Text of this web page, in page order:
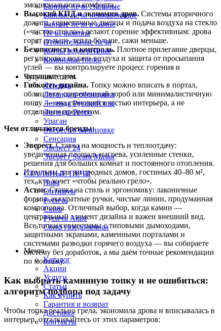
эмоциональногокомфорта.
ВысокийКПДиэкономиядров. Системы вторичного
дожига,герметичныедверцы и подача воздуха на стекло
(«чистоестекло»)делают горение эффективным: дрова
горятдольше,теплабольше, сажи меньше.
Безопасностьиконтроль. Плотное прилегание дверцы,
регулировкаподачивоздуха и защита от просыпания
углей — вы контролируете процесс горения и
защищаетедом.
Гибкостьдизайна. Топку можно вписать в портал,
облицовку,современныйкороб или минималистичную
нишу —онастановитсячастью интерьера, а не
отдельнымпредметом.
Чем отличаютсябренды:
Эверест.Ставкана мощность и теплоотдачу:
увеличеннаяплощадьнагрева, усиленные стенки,
решениядлябольшихкомнат и постоянного отопления.
Идеальныдлязагородных домов, гостиных 40–80 м²,
тех,ктохочет «чтобы реально грело».
Астон.Ставкана стиль и эргономику: лаконичные
формы,аккуратные ручки, чистые линии, продуманная
компоновка. Отличный выбор, когда камин —
центральный элемент дизайна и важен внешний вид.
Всетопкисовместимыстиповыми дымоходами,
защитными экранами, каменными порталами и
системами разводки горячего воздуха — вы собираете
систему без доработок, а мы даём точные рекомендации
по монтажу.
Как выбратькаминную топку и не ошибиться:
алгоритмподбора под задачу
Чтобы топкареальногрела,экономила дрова и вписывалась в
интерьер,отталкивайтесь от этих параметров:
Банные печи стальные
Банные печи нержавеющие
Банные печи в камне
Печи-камины
Отопительные печи
Котлы водогрейные
Каминные топки
Чугунные печи
Легенда
Легенда в облицовке
Легенда Русский пар
Легенда Ретро
Ураган
Эверест в облицовке
Сенсация
Эверест 24
Эверест Steam Master
СТАЛЬНЫЕ ПЕЧИ
Лава
Оптимум
Русичъ
Скиф
Русичъ Аква
Скиф газодровяная
Меню
Каталог
Акции
Услуги
Статьи
Как купить
Гарантия и возврат
Доставка
Контакты